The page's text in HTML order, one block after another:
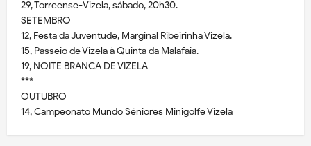
29, Torreense-Vizela, sábado, 20h30.
SETEMBRO
12, Festa da Juventude, Marginal Ribeirinha Vizela.
15, Passeio de Vizela à Quinta da Malafaia.
19, NOITE BRANCA DE VIZELA
***
OUTUBRO
14, Campeonato Mundo Séniores Minigolfe Vizela